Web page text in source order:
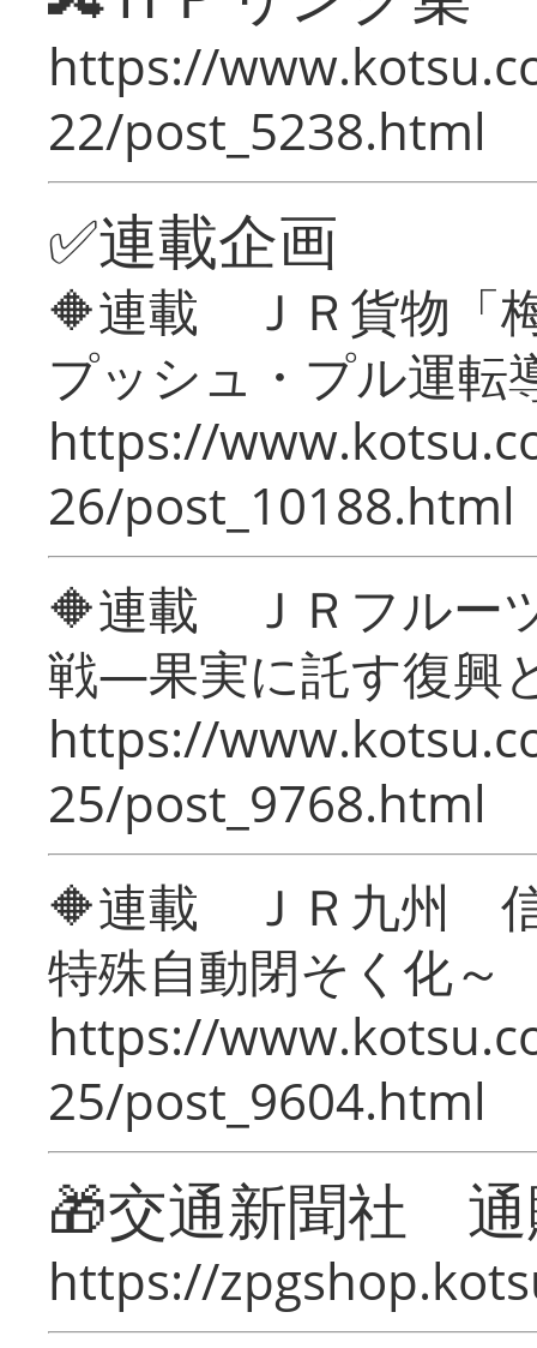
https://
22/post_5238.html
✅連載企画
🔶連載 ＪＲ貨物「
プッシュ・プル運転
https://
26/post_10188.html
🔶連載 ＪＲフルー
戦―果実に託す復興
https://
25/post_9768.html
🔶連載 ＪＲ九州 信
特殊自動閉そく化～
https://
25/post_9604.html
🎁交通新聞社
https://